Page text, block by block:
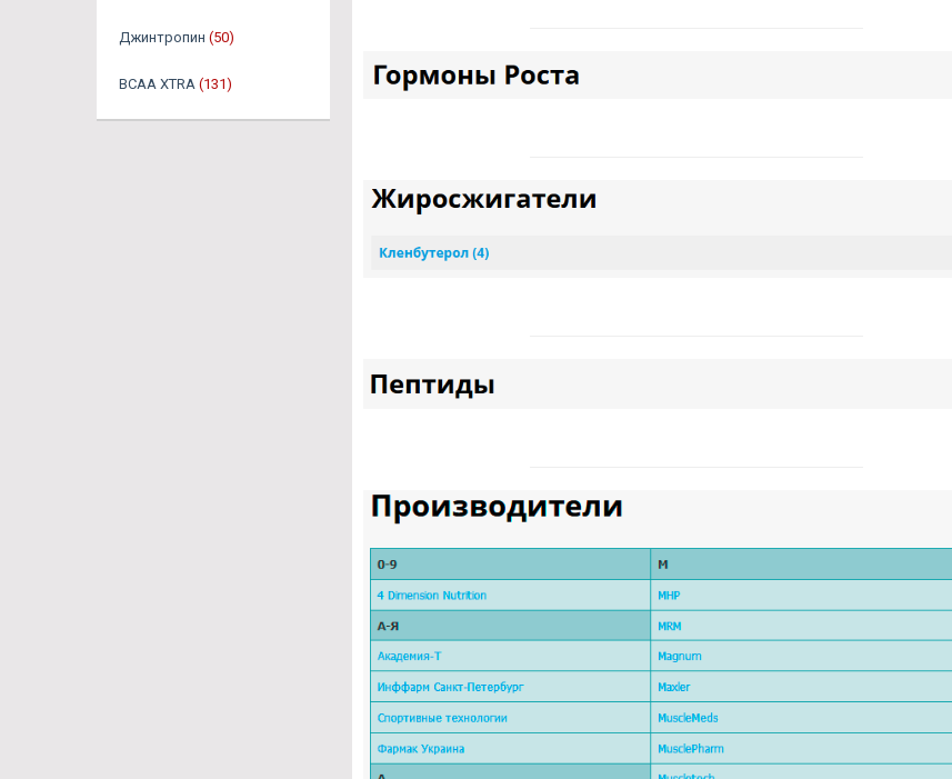
Джинтропин (50)
BCAA XTRA (131)